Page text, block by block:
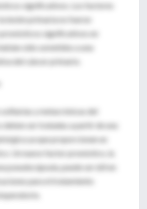
significativos. Los factores
lesión primaria no fueron
significativos en
sido sometidos a una
del cáncer primario.
solitarias y metacrónicas del
deben ser tratadas a partir de una
ya que proporcionan un
Un nuevo factor pronóstico, la
pseudocápsula, puede ser útil en
para el tratamiento